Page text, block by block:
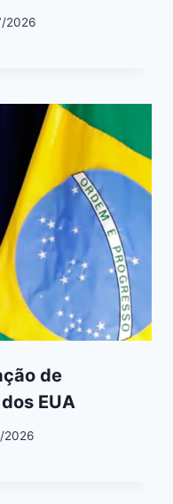
2026
de
EUA
2026